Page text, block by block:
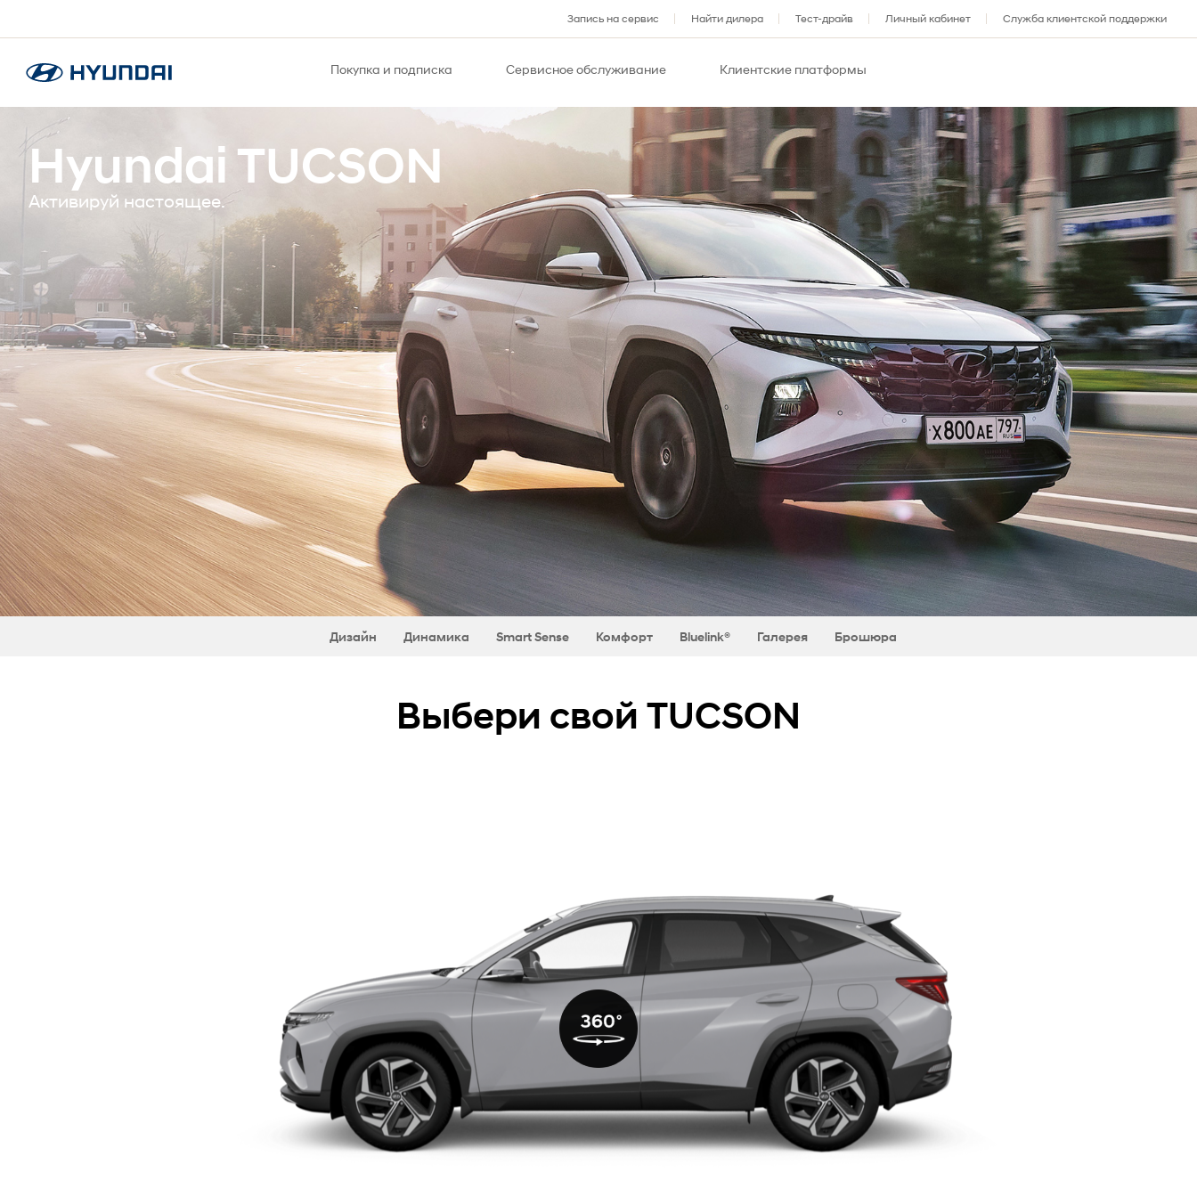
Запись на сервис Найти дилера Тест-драйв Личный кабинет Служба клиентской поддержки
Покупка и подписка Сервисное обслуживание Клиентские платформы
Hyundai TUCSON
Активируй настоящее.
Дизайн Динамика Smart Sense Комфорт Bluelink® Галерея Брошюра
Выбери свой TUCSON